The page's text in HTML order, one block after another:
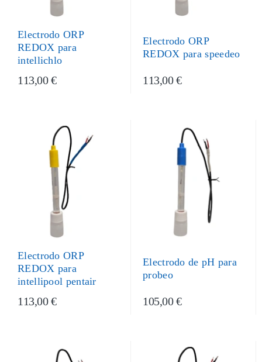
Electrodo ORP
REDOX para
intellichlo
113,00 €
Electrodo ORP
REDOX para speedeo
113,00 €
Electrodo ORP
REDOX para
intellipool pentair
113,00 €
Electrodo de pH para
probeo
105,00 €